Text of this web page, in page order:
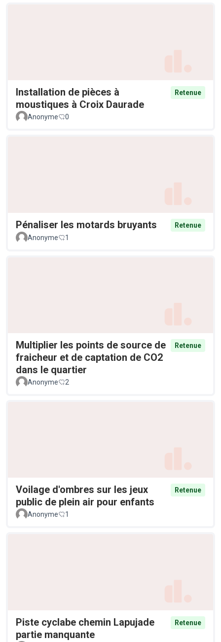
Installation de pièces à
moustiques à Croix Daurade
Retenue
Anonyme 0
Pénaliser les motards bruyants
Retenue
Anonyme
1
Multiplier les points de source de
fraicheur et de captation de CO2
dans le quartier
Retenue
Anonyme 2
Voilage d'ombres sur les jeux
public de plein air pour enfants
Retenue
Anonyme 1
Piste cyclabe chemin Lapujade
partie manquante
Retenue